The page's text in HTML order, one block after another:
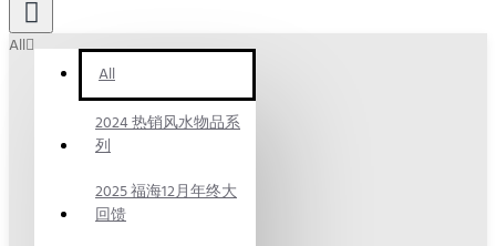
All
All
2024 热销风水物品系
列
2025 福海12月年终大
回馈